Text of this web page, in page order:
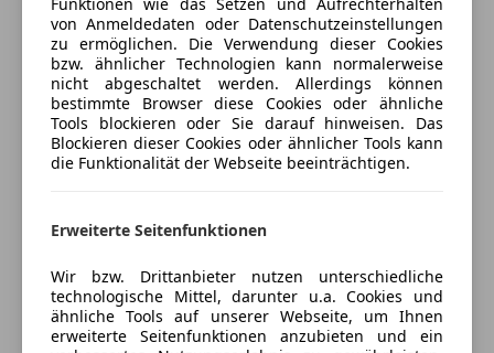
USB
Volldigitales Kombiinstrument
Sicherheit
Abstandstempomat
Airbag hinten
Beifahrerairbag
Isofix
Kurvenlicht
LED-Scheinwerfer
LED-Tagfahrlicht
Porsche Völkermarkterstraße
Sternebewertung 4.5 von 5
4,5 Sterne
(85% Weiterempfehlungen)
Anbieter auf AutoScout24 seit 2021
Völkermarkterstraße 125 ,
9020 Klagenfurt, AT
Wolfgang Regenfelder
Alle Fahrzeuge des Anbieters
Funktionen wie das Setzen und Aufrechterhalten
von Anmeldedaten oder Datenschutzeinstellungen
zu ermöglichen. Die Verwendung dieser Cookies
bzw. ähnlicher Technologien kann normalerweise
nicht abgeschaltet werden. Allerdings können
bestimmte Browser diese Cookies oder ähnliche
Tools blockieren oder Sie darauf hinweisen. Das
Blockieren dieser Cookies oder ähnlicher Tools kann
die Funktionalität der Webseite beeinträchtigen.
Erweiterte Seitenfunktionen
Wir bzw. Drittanbieter nutzen unterschiedliche
technologische Mittel, darunter u.a. Cookies und
ähnliche Tools auf unserer Webseite, um Ihnen
erweiterte Seitenfunktionen anzubieten und ein